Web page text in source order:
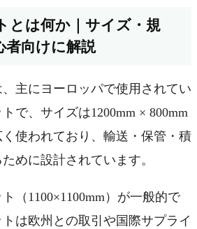
とは何か｜サイズ・規
者向けに解説
主にヨーロッパで使用されてい
で、サイズは1200mm × 800mm
使われており、輸送・保管・積
めに設計されています。
（1100×1100mm）が一般的で
は欧州との取引や国際サプライ